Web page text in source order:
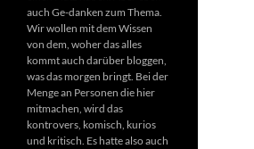
auch Ge-danken zum Thema.
Wir wollen mit dem Wissen
von dem, woher das alles
kommt auch darüber bloggen,
was das morgen bringt. Bei der
Menge an Personen die hier
mitmachen, wird das
kontrovers, komisch, kurios
und kritisch. Es hatte also auch